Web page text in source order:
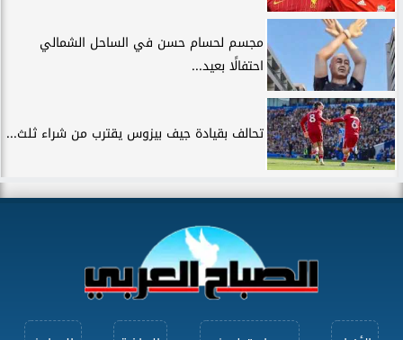
مجسم لحسام حسن في الساحل الشمالي
احتفالًا بعيد...
تحالف بقيادة جيف بيزوس يقترب من شراء ثلث...